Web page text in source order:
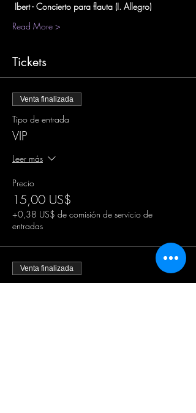
Ibert - Concierto para flauta (I. Allegro)
Read More >
Tickets
Venta finalizada
Tipo de entrada
VIP
Leer más
Precio
15,00 US$
+0,38 US$ de comisión de servicio de
entradas
Venta finalizada